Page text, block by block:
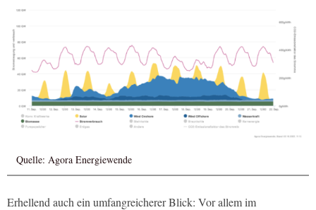
Quelle: Agora Energiewende
Erhellend auch ein umfangreicherer Blick: Vor allem im